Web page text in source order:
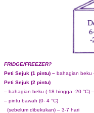
FRIDGE/FREEZER?
Peti Sejuk (1 pintu) – bahagian beku
Peti Sejuk (2 pintu)
– bahagian beku (-18 hingga -20 °C)
– pintu bawah (0- 4 °C)
(sebelum dibekukan) – 3-7 hari